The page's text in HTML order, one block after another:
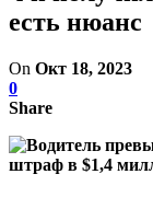
есть нюанс
On Окт 18, 2023
0
Share